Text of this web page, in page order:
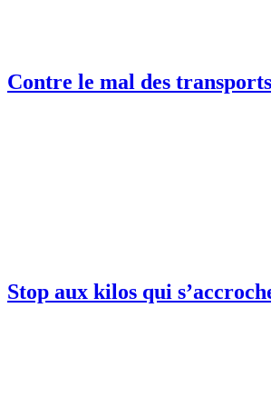
Contre le mal des
Stop aux kilos qui